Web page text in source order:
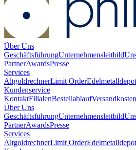
Über Uns
GeschäftsführungUnternehmensleitbild
PartnerAwardsPresse
Services
AltgoldrechnerLimit OrderEdelmetalldepot
Kundenservice
KontaktFilialenBestellablaufVersandkosten
Über Uns
GeschäftsführungUnternehmensleitbild
PartnerAwardsPresse
Services
AltgoldrechnerLimit OrderEdelmetalldepot